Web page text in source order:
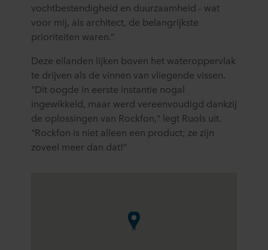
vochtbestendigheid en duurzaamheid - wat
voor mij, als architect, de belangrijkste
prioriteiten waren.”
Deze eilanden lijken boven het wateroppervlak
te drijven als de vinnen van vliegende vissen.
"Dit oogde in eerste instantie nogal
ingewikkeld, maar werd vereenvoudigd dankzij
de oplossingen van Rockfon," legt Ruols uit.
"Rockfon is niet alleen een product; ze zijn
zoveel meer dan dat!”